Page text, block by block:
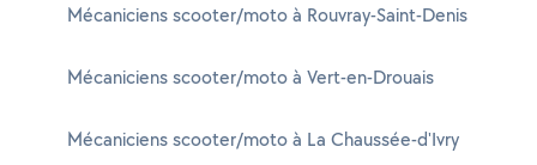
Mécaniciens scooter/moto à Rouvray-Saint-Denis
Mécaniciens scooter/moto à Vert-en-Drouais
Mécaniciens scooter/moto à La Chaussée-d'Ivry